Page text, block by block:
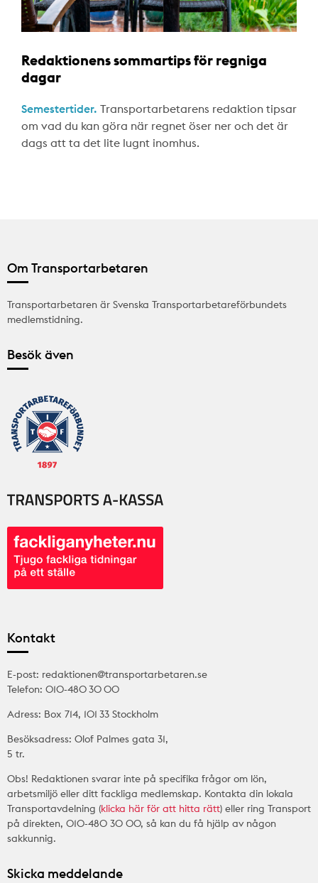
Redaktionens sommartips för regniga
dagar
Semestertider. Transportarbetarens redaktion tipsar
om vad du kan göra när regnet öser ner och det är
dags att ta det lite lugnt inomhus.
Om Transportarbetaren
Transportarbetaren är Svenska Transportarbetareförbundets
medlemstidning.
Besök även
Kontakt
E-post: redaktionen@transportarbetaren.se
Telefon: 010-480 30 00
Adress: Box 714, 101 33 Stockholm
Besöksadress: Olof Palmes gata 31,
5 tr.
Obs! Redaktionen svarar inte på specifika frågor om lön,
arbetsmiljö eller ditt fackliga medlemskap. Kontakta din lokala
Transportavdelning (klicka här för att hitta rätt) eller ring Transport
på direkten, 010-480 30 00, så kan du få hjälp av någon
sakkunnig.
Skicka meddelande